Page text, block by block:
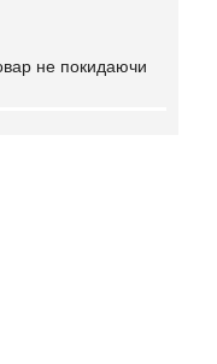
не покидаючи